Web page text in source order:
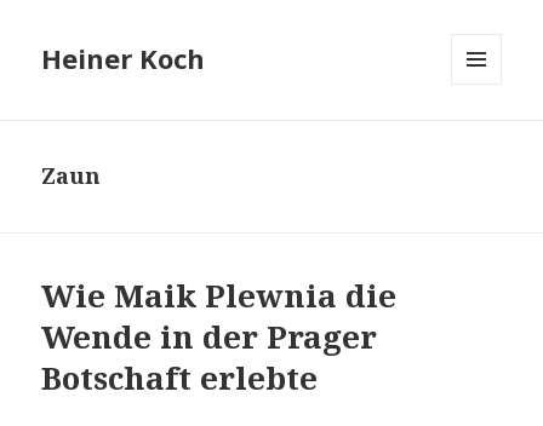
Heiner Koch
Zaun
Wie Maik Plewnia die
Wende in der Prager
Botschaft erlebte